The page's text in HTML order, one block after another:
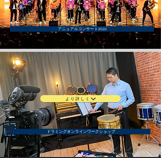
アニュアルコンサート2022
より詳しく
ドラミングオンラインワークショップ